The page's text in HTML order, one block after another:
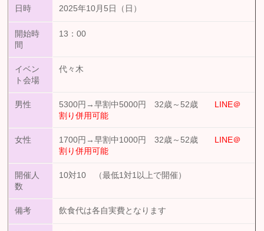
日時 2025年10月5日（日）
開始時
間
13：00
イベン
ト会場
代々木
男性 5300円→早割中5000円 32歳～52歳
LINE＠
割り併用可能
女性 1700円→早割中1000円 32歳～52歳
LINE＠
割り併用可能
開催人
数
10対10 （最低1対1以上で開催）
備考 飲食代は各自実費となります